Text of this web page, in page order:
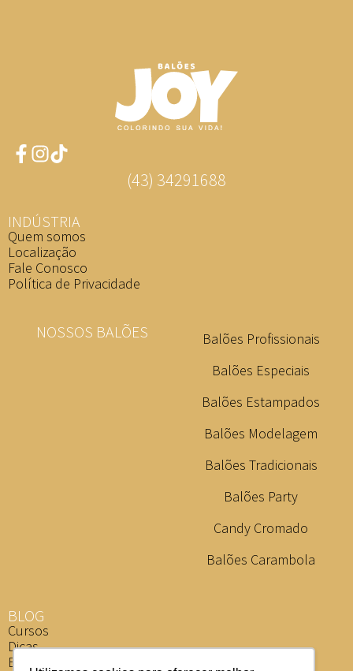
(43) 34291688
INDÚSTRIA
Quem somos
Localização
Fale Conosco
Política de Privacidade
NOSSOS BALÕES
Balões Profissionais
Balões Especiais
Balões Estampados
Balões Modelagem
Balões Tradicionais
Balões Party
Candy Cromado
Balões Carambola
BLOG
Cursos
Dicas
Eventos